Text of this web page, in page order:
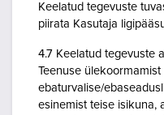
Keelatud tegevuste
piirata Kasutaja
4.7 Keelatud tegevuste
Teenuse
ebaturvalise/
esinemist teise isikuna,